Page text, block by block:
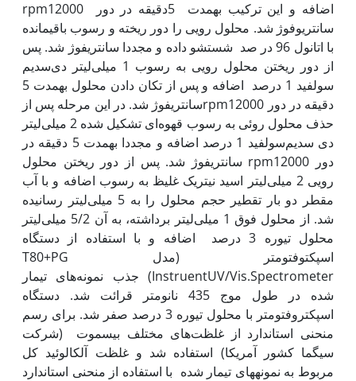
اضافه و این ترکیب به‏مدت 5دقیقه در دور rpm12000
سانتریوفوژ شد. محلول رویی را دور ریخته و رسوب باقیمانده
با اتانول 96 در صد شستشو داده و مجددا سانتریفوژ شد. پس
از دور ریختن محلول رویی به رسوب 1 میلی‌لیتر دی‌سدیم
سولفید 1 درصد اضافه و پس از تکان دادن محلول به‏مدت 5
دقیقه در دور rpm12000سانتریفوژ شد. در این مرحله پس از
حذف محلول روئی به رسوب قهوه‌ای تشکیل شده 2 میلی‌لیتر
دی سدیم‌سولفید 1 درصد اضافه و مجددا به‏مدت 5 دقیقه در
دور rpm12000 سانتریفوژ شد. پس از دور ریختن محلول
رویی 2 میلی‌لیتر اسید نیتریک غلیظ به رسوب اضافه و با آب
مقطر دو بار تقطیر حجم محلول را به 5 میلی‌لیتر رسانیده
شد. از محلول فوق 1 میلی‌لیتر برداشته، به آن 5/2 میلی‌لیتر
محلول تیوره 3 درصد اضافه و با استفاده از دستگاه
اسپکتوفتومتر (مدل T80+PG
InstruentUV/Vis.Spectrometer) جذب نمونه‌های تیمار
شده در طول موج 435 نانومتر قرائت شد. دستگاه
اسپکتروفتومتر با محلول تیوره 3 درصد صفر شد. برای رسم
منحنی استاندارد از غلظت‌های مختلف بیسموت (شرکت
سیگما کشور آمریکا) استفاده شد و غلظت آلکالوئید کل
مربوط به نمونه‏های تیمار شده با استفاده از منحنی استاندارد